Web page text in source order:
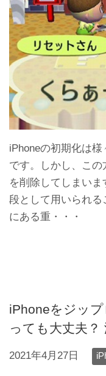
iPhoneの初期化は
です。しかし、この
を削除してしまい
段として用いられ
にある重・・・
iPhoneをジッ
っても大丈夫？
2021年4月27日